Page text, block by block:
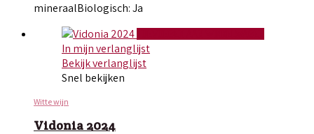
mineraalBiologisch: Ja
In mijn verlanglijst
Bekijk verlanglijst
Snel bekijken
Witte wijn
Vidonia 2024